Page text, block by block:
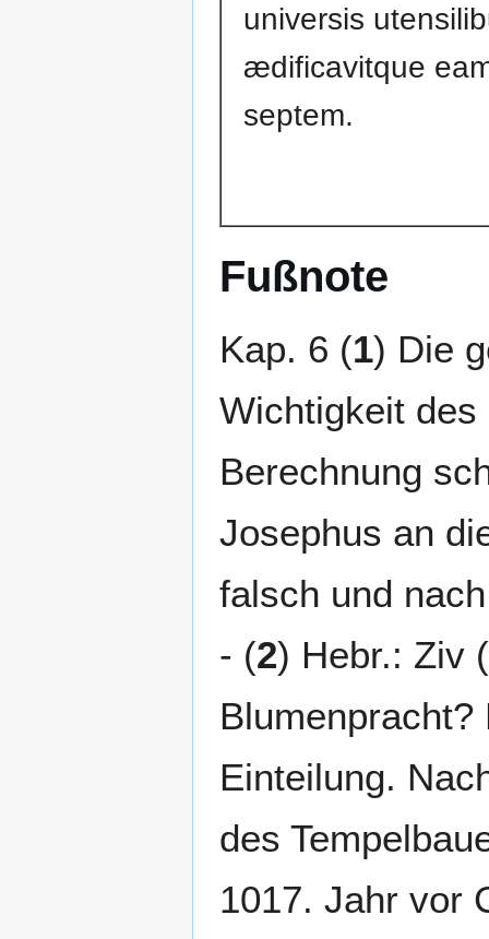
universis
ædificavitque
septem.
Fußnote
Kap. 6 (1) Die
Wichtigkeit
Berechnung
Josephus an
falsch und
- (2) Hebr.: Ziv
Einteilung.
des
1017. Jahr vor